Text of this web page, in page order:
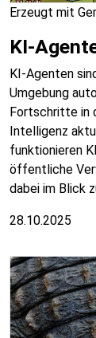
Erzeugt mit
KI-
KI-Agenten
Umgebung
Fortschritte in
Intelligenz
funktionieren
öffentliche
dabei im Blick
28.10.2025